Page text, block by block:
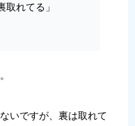
取れてる」
いですが、裏は取れて